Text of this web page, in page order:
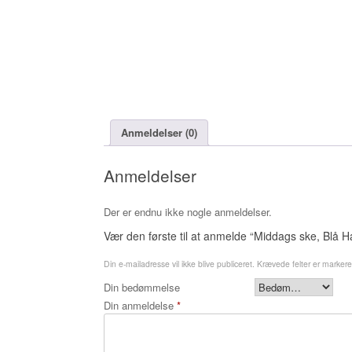
Anmeldelser (0)
Anmeldelser
Der er endnu ikke nogle anmeldelser.
Vær den første til at anmelde “Middags ske, Blå
Din e-mailadresse vil ikke blive publiceret. Krævede felter er
Din bedømmelse
Din anmeldelse *